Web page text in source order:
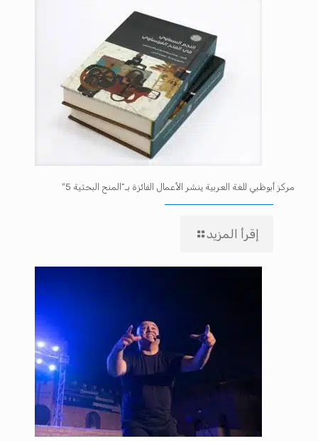
مركز أبوظبي للغة العربية ينشر الأعمال الفائزة بـ”المنح البحثية 5″
إقرأ المزيد